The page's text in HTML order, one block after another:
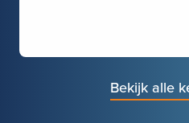
Bekijk alle